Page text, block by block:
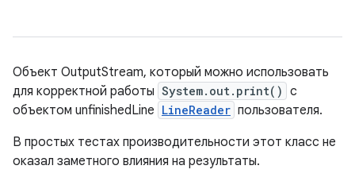
Объект OutputStream, который можно использовать
для корректной работы System.out.print() с
объектом unfinishedLine LineReader пользователя.
В простых тестах производительности этот класс не
оказал заметного влияния на результаты.